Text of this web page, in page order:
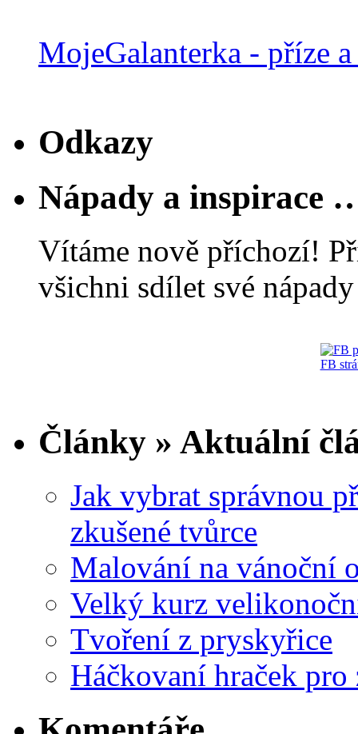
MojeGalanterka - příze
Odkazy
Nápady a inspirace
Vítáme nově příchozí!
všichni sdílet své
FB
Články » Aktuální
Jak vybrat správnou
zkušené tvůrce
Malování na vánoční
Velký kurz
Tvoření z pryskyřice
Háčkovaní hraček pro